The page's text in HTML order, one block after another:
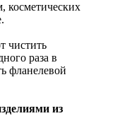
косметических
чистить
раза в
фланелевой
из